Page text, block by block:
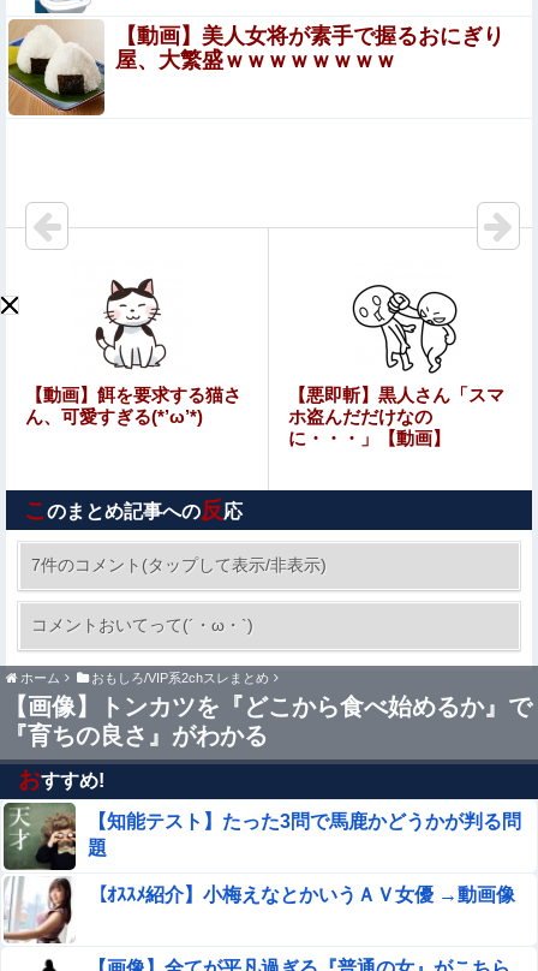
（85）も中学生に「核を持たないで日本...
【朗報】菅直人元総理、再評価されるｗｗｗｗｗｗｗ
ｗｗｗｗｗｗｗｗｗｗｗ
【速報】ひろゆき、離婚wwwwww
→TBSの報道特集がまさにそれな件
「勧誘電話に暴言吐いてストレス解消してるｗｗ」とかい
理解できない頭の弱さに絶句
シカ「ヒマワリ全部喰った」 郡山布引風の高原まつり中
ガンダムの玩具は差し替え変形より完全変形する方がいい
よね
【悲報】高市政権の消費税減税に反対している９人の自民
党議員が全て判明！！！！ やっぱりコイツラかｗｗｗｗｗ
アイナが乗っていた「高機動試作型ザク」ってよ
く考えると時系列がおかしいな
粉末スープ、液体スープ、調味オイル「食べる『直前』に
入れてください！！」
【速報】ワイ（25）、営業から工場のラインへ異動した結
果・・・・・・
【画像】 滋賀の可愛すぎる学生さん、甲子園で発見される
【悲報】女性「男への最大ダメージはこれ」←お前ら耐え
られる？
【動画】美人女将が素手で握るおにぎり
屋、大繁盛ｗｗｗｗｗｗｗｗ
【動画】餌を要求する猫さ
ん、可愛すぎる(*’ω’*)
【悪即斬】黒人さん「スマ
ホ盗んだだけなの
に・・・」【動画】
こ のまとめ記事への反応
7件のコメント(タップして表示/非表示)
コメントおいてって(´・ω・`)
ホーム おもしろ/VIP系2chスレまとめ
【画像】トンカツを『どこから食べ始めるか』で
『育ちの良さ』がわかる
おすすめ!
【知能テスト】たった3問で馬鹿かどうかが判る問
題
【ｵｽｽﾒ紹介】小梅えなとかいうＡＶ女優 →動画像
Sponsored Link